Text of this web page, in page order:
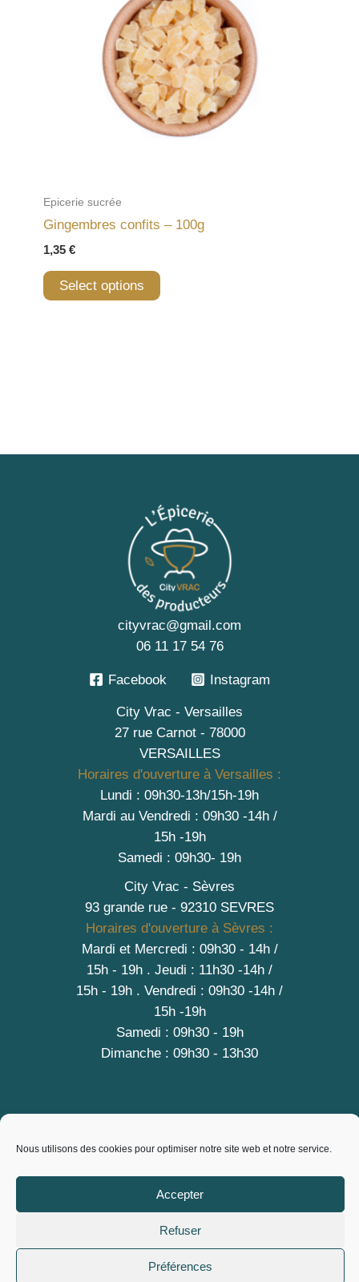
Nous utilisons des cookies pour optimiser notre site web et notre service.
Accepter
Refuser
Préférences
Epicerie sucrée
Gingembres confits – 100g
1,35 €
Select options
cityvrac@gmail.com
06 11 17 54 76
Facebook Instagram
City Vrac - Versailles
27 rue Carnot - 78000
VERSAILLES
Horaires d'ouverture à Versailles :
Lundi : 09h30-13h/15h-19h
Mardi au Vendredi : 09h30 -14h /
15h -19h
Samedi : 09h30- 19h
City Vrac - Sèvres
93 grande rue - 92310 SEVRES
Horaires d'ouverture à Sèvres :
Mardi et Mercredi : 09h30 - 14h /
15h - 19h . Jeudi : 11h30 -14h /
15h - 19h . Vendredi : 09h30 -14h /
15h -19h
Samedi : 09h30 - 19h
Dimanche : 09h30 - 13h30
A PROPOS
Mentions légales
Conditions générales de vente
Politique de cookies (EU)
Copyright © 2026 City Vrac, L'Epicerie des producteurs